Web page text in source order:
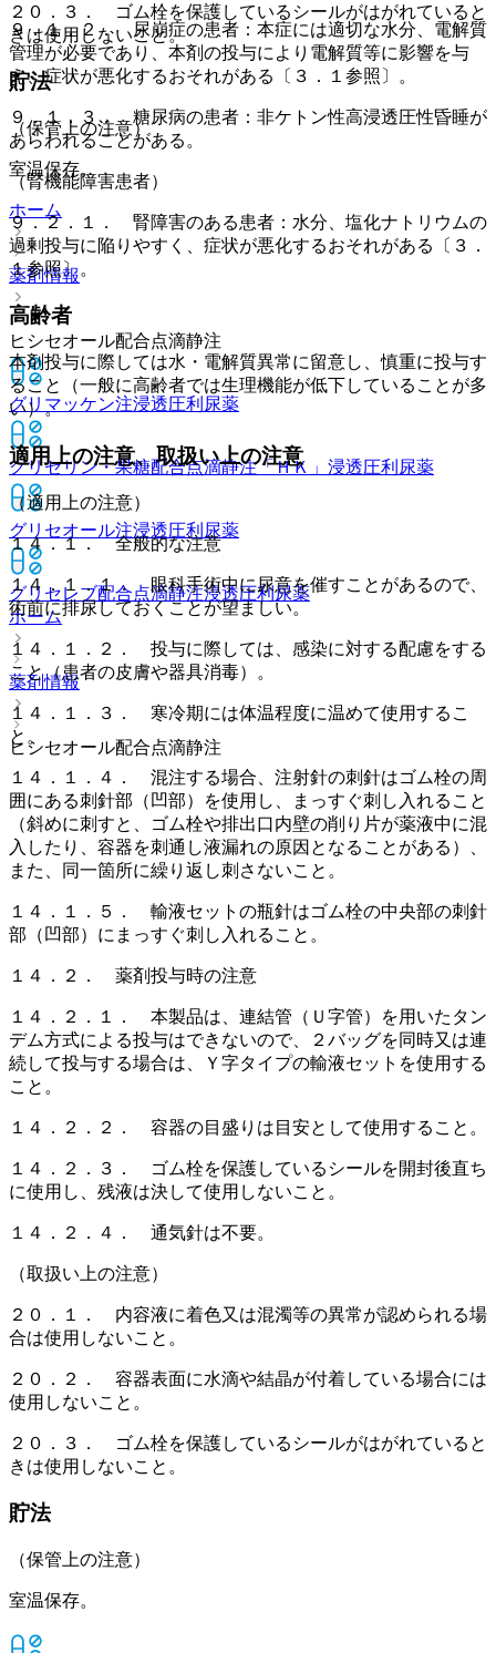
２０．３． ゴム栓を保護しているシールがはがれていると
きは使用しないこと。
貯法
（保管上の注意）
室温保存。
ホーム
薬剤情報
ヒシセオール配合点滴静注
グリマッケン注浸透圧利尿薬
グリセリン・果糖配合点滴静注「ＨＫ」 浸透圧利尿薬
グリセオール注浸透圧利尿薬
グリセレブ配合点滴静注浸透圧利尿薬
ホーム
薬剤情報
ヒシセオール配合点滴静注
９．１．２． 尿崩症の患者：本症には適切な水分、電解質
管理が必要であり、本剤の投与により電解質等に影響を与
え、症状が悪化するおそれがある〔３．１参照〕。
９．１．３． 糖尿病の患者：非ケトン性高浸透圧性昏睡が
あらわれることがある。
（腎機能障害患者）
９．２．１． 腎障害のある患者：水分、塩化ナトリウムの
過剰投与に陥りやすく、症状が悪化するおそれがある〔３．
１参照〕。
高齢者
本剤投与に際しては水・電解質異常に留意し、慎重に投与す
ること（一般に高齢者では生理機能が低下していることが多
い）。
適用上の注意、取扱い上の注意
（適用上の注意）
１４．１． 全般的な注意
１４．１．１． 眼科手術中に尿意を催すことがあるので、
術前に排尿しておくことが望ましい。
１４．１．２． 投与に際しては、感染に対する配慮をする
こと（患者の皮膚や器具消毒）。
１４．１．３． 寒冷期には体温程度に温めて使用するこ
と。
１４．１．４． 混注する場合、注射針の刺針はゴム栓の周
囲にある刺針部（凹部）を使用し、まっすぐ刺し入れること
（斜めに刺すと、ゴム栓や排出口内壁の削り片が薬液中に混
入したり、容器を刺通し液漏れの原因となることがある）、
また、同一箇所に繰り返し刺さないこと。
１４．１．５． 輸液セットの瓶針はゴム栓の中央部の刺針
部（凹部）にまっすぐ刺し入れること。
１４．２． 薬剤投与時の注意
１４．２．１． 本製品は、連結管（Ｕ字管）を用いたタン
デム方式による投与はできないので、２バッグを同時又は連
続して投与する場合は、Ｙ字タイプの輸液セットを使用する
こと。
１４．２．２． 容器の目盛りは目安として使用すること。
１４．２．３． ゴム栓を保護しているシールを開封後直ち
に使用し、残液は決して使用しないこと。
１４．２．４． 通気針は不要。
（取扱い上の注意）
２０．１． 内容液に着色又は混濁等の異常が認められる場
合は使用しないこと。
２０．２． 容器表面に水滴や結晶が付着している場合には
使用しないこと。
２０．３． ゴム栓を保護しているシールがはがれていると
きは使用しないこと。
貯法
（保管上の注意）
室温保存。